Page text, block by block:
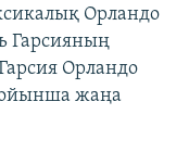
Орландо
Гарсияның
Орландо
жаңа